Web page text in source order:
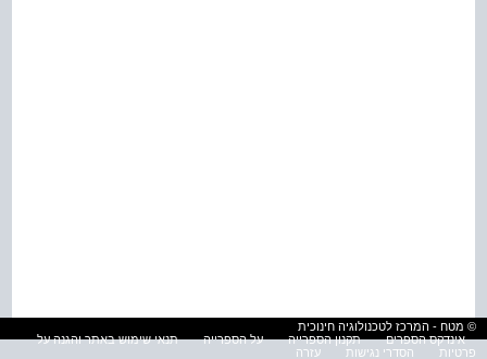
© מטח - המרכז לטכנולוגיה חינוכית
אינדקס הספרים
תקנון הספרייה על הספרייה
תנאי שימוש באתר והגנה על
פרטיות
הסדרי נגישות עזרה